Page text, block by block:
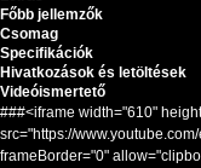
Főbb jellemzők
Csomag
Specifikációk
Hivatkozások és letöltések
Videóismertető
###<iframe width="610"
src="https://
frameBorder="0"